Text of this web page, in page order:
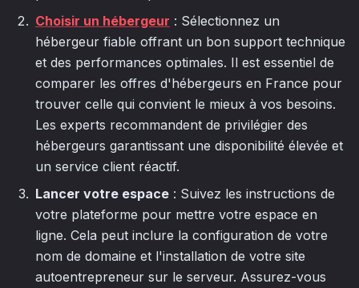
Choisir un hébergeur : Sélectionnez un
hébergeur fiable offrant un bon support technique
et des performances optimales. Il est essentiel de
comparer les offres d'hébergeurs en France pour
trouver celle qui convient le mieux à vos besoins.
Les experts recommandent de privilégier des
hébergeurs garantissant une disponibilité élevée et
un service client réactif.
Lancer votre espace : Suivez les instructions de
votre plateforme pour mettre votre espace en
ligne. Cela peut inclure la configuration de votre
nom de domaine et l'installation de votre site
autoentrepreneur sur le serveur. Assurez-vous